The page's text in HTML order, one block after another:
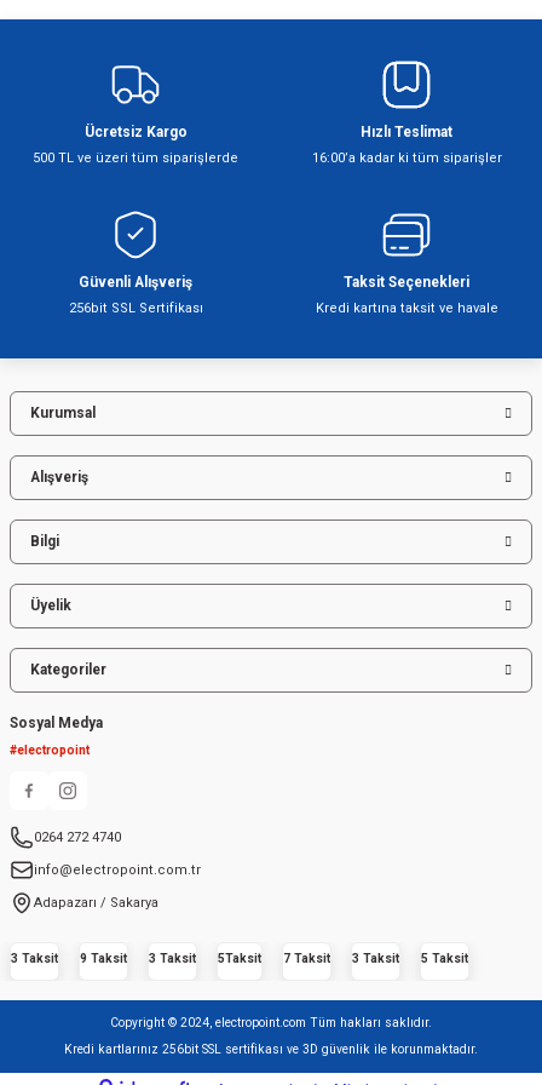
Ücretsiz Kargo
500 TL ve üzeri tüm siparişlerde
Hızlı Teslimat
16:00’a kadar ki tüm siparişler
Güvenli Alışveriş
256bit SSL Sertifikası
Taksit Seçenekleri
Kredi kartına taksit ve havale
Kurumsal
Alışveriş
Bilgi
Üyelik
Kategoriler
Sosyal Medya
#electropoint
0264 272 4740
info@electropoint.com.tr
Adapazarı / Sakarya
3 Taksit 9 Taksit 3 Taksit 5Taksit 7 Taksit 3 Taksit 5 Taksit
Copyright © 2024, electropoint.com Tüm hakları saklıdır.
Kredi kartlarınız 256bit SSL sertifikası ve 3D güvenlik ile korunmaktadır.